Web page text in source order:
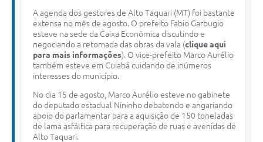
A agenda dos gestores de Alto Taquari (MT) foi bastante
extensa no mês de agosto. O prefeito Fabio Garbugio
esteve na sede da Caixa Econômica discutindo e
negociando a retomada das obras da vala (clique aqui
para mais informações). O vice-prefeito Marco Aurélio
também esteve em Cuiabá cuidando de inúmeros
interesses do município.
No dia 15 de agosto, Marco Aurélio esteve no gabinete
do deputado estadual Nininho debatendo e angariando
apoio do parlamentar para a aquisição de 150 toneladas
de lama asfáltica para recuperação de ruas e avenidas de
Alto Taquari.